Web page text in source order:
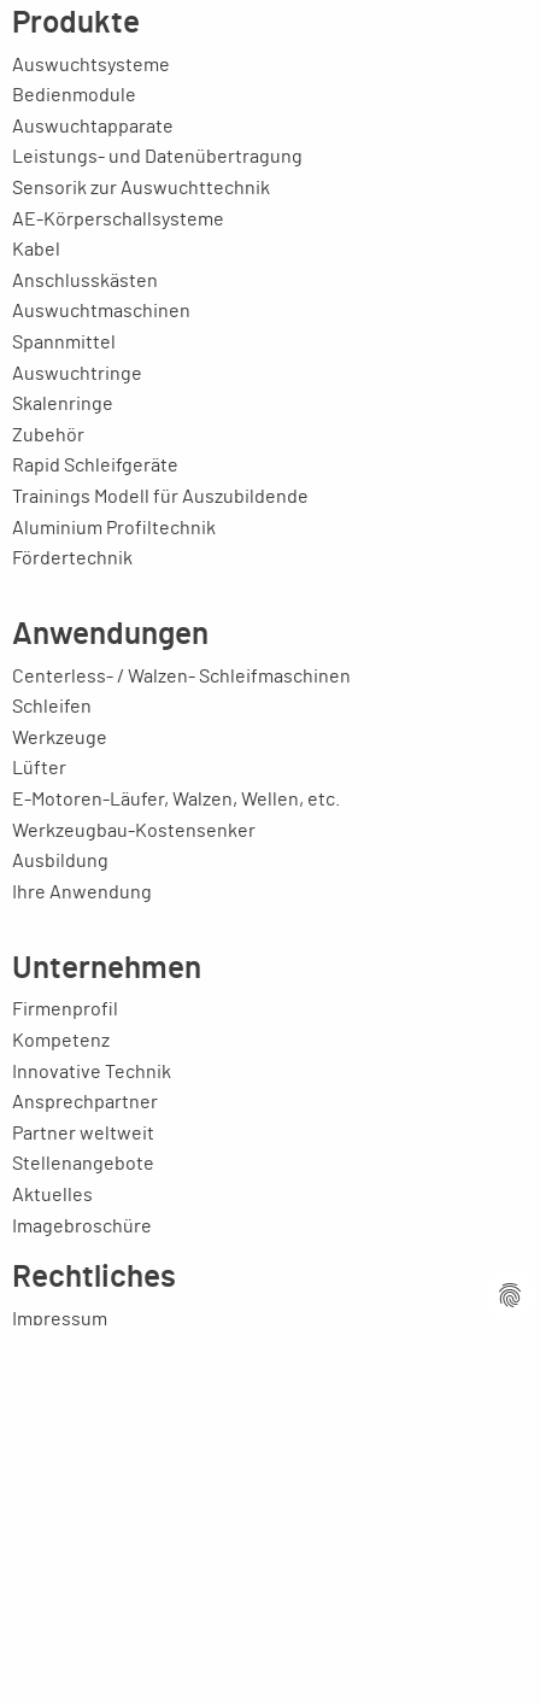
Produkte
Auswuchtsysteme
Bedienmodule
Auswuchtapparate
Leistungs- und Datenübertragung
Sensorik zur Auswuchttechnik
AE-Körperschallsysteme
Kabel
Anschlusskästen
Auswuchtmaschinen
Spannmittel
Auswuchtringe
Skalenringe
Zubehör
Rapid Schleifgeräte
Trainings Modell für Auszubildende
Aluminium Profiltechnik
Fördertechnik
Anwendungen
Centerless- / Walzen- Schleifmaschinen
Schleifen
Werkzeuge
Lüfter
E-Motoren-Läufer, Walzen, Wellen, etc.
Werkzeugbau-Kostensenker
Ausbildung
Ihre Anwendung
Unternehmen
Firmenprofil
Kompetenz
Innovative Technik
Ansprechpartner
Partner weltweit
Stellenangebote
Aktuelles
Imagebroschüre
Rechtliches
Impressum